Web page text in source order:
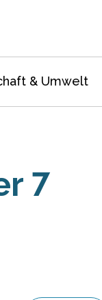
& Umwelt
7